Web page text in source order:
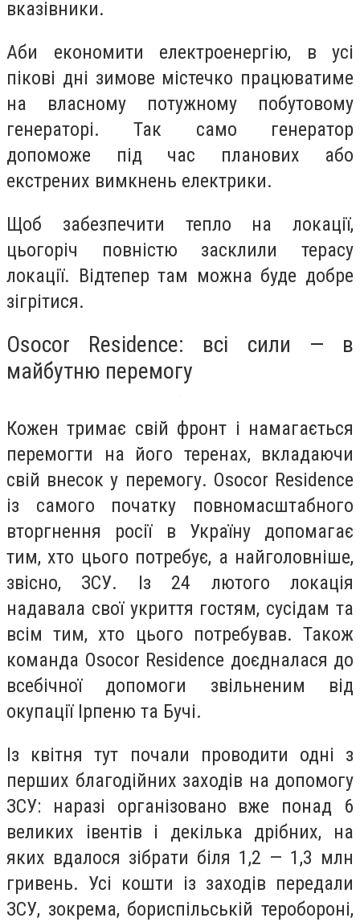
вказівники.
Аби економити електроенергію, в усі
пікові дні зимове містечко працюватиме
на власному потужному побутовому
генераторі. Так само генератор
допоможе під час планових або
екстрених вимкнень електрики.
Щоб забезпечити тепло на локації,
цьогоріч повністю засклили терасу
локації. Відтепер там можна буде добре
зігрітися.
Osocor Residence: всі сили — в
майбутню перемогу
Кожен тримає свій фронт і намагається
перемогти на його теренах, вкладаючи
свій внесок у перемогу. Osocor Residence
із самого початку повномасштабного
вторгнення росії в Україну допомагає
тим, хто цього потребує, а найголовніше,
звісно, ЗСУ. Із 24 лютого локація
надавала свої укриття гостям, сусідам та
всім тим, хто цього потребував. Також
команда Osocor Residence доєдналася до
всебічної допомоги звільненим від
окупації Ірпеню та Бучі.
Із квітня тут почали проводити одні з
перших благодійних заходів на допомогу
ЗСУ: наразі організовано вже понад 6
великих івентів і декілька дрібних, на
яких вдалося зібрати біля 1,2 — 1,3 млн
гривень. Усі кошти із заходів передали
ЗСУ, зокрема, бориспільській теробороні,